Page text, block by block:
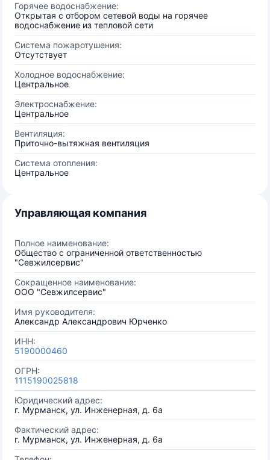
Горячее водоснабжение:
Открытая с отбором сетевой воды на горячее
водоснабжение из тепловой сети
Система пожаротушения:
Отсутствует
Холодное водоснабжение:
Центральное
Электроснабжение:
Центральное
Вентиляция:
Приточно-вытяжная вентиляция
Система отопления:
Центральное
Управляющая компания
Полное наименование:
Общество с ограниченной ответственностью
"Севжилсервис"
Сокращенное наименование:
ООО "Севжилсервис"
Имя руководителя:
Александр Александрович Юрченко
ИНН:
5190000460
ОГРН:
1115190025818
Юридический адрес:
г. Мурманск, ул. Инженерная, д. 6а
Фактический адрес:
г. Мурманск, ул. Инженерная, д. 6а